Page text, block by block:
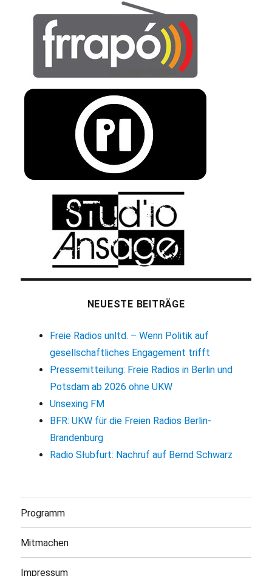
NEUESTE BEITRÄGE
Freie Radios unltd. – Wenn Politik auf
gesellschaftliches Engagement trifft
Pressemitteilung: Freie Radios in Berlin und
Potsdam ab 2026 ohne UKW
Unsexing FM
BFR: UKW für die Freien Radios Berlin-
Brandenburg
Radio Słubfurt: Nachruf auf Bernd Schwarz
Programm
Mitmachen
Impressum